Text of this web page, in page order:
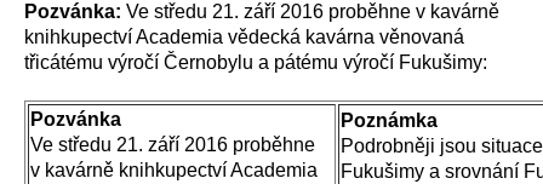
Pozvánka: Ve středu 21. září 2016 proběhne v kavárně
knihkupectví Academia vědecká kavárna věnovaná
třicátému výročí Černobylu a pátému výročí Fukušimy:
Pozvánka
Ve středu 21. září 2016 proběhne
v kavárně knihkupectví Academia
Poznámka
Podrobněji jsou
Fukušimy a srovnání